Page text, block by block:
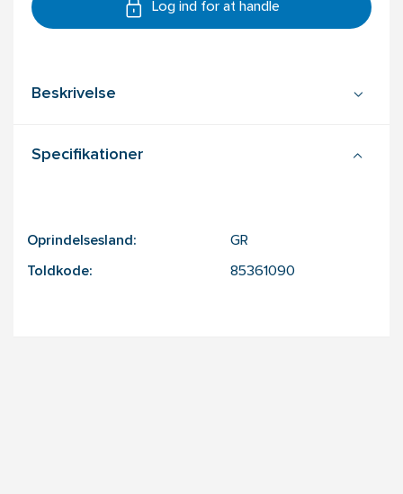
Log ind for at handle
Beskrivelse
Specifikationer
Oprindelsesland: GR
Toldkode: 85361090